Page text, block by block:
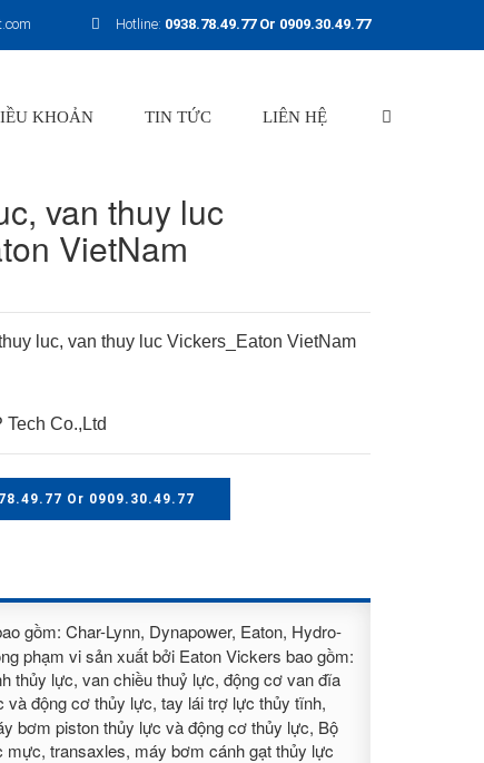
Hotline: 0938.78.49.77 Or 0909.30.49.77
KHOẢN TIN TỨC LIÊN HỆ
van thuy luc
VietNam
luc, van thuy luc Vickers_Eaton VietNam
Tech Co.,Ltd
Or 0909.30.49.77
gồm: Char-Lynn, Dynapower, Eaton, Hydro-
phạm vi sản xuất bởi Eaton Vickers bao gồm:
thủy lực, van chiều thuỷ lực, động cơ van đĩa
động cơ thủy lực, tay lái trợ lực thủy tĩnh,
bơm piston thủy lực và động cơ thủy lực, Bộ
transaxles, máy bơm cánh gạt thủy lực